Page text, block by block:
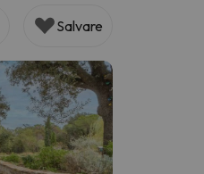
Salvare